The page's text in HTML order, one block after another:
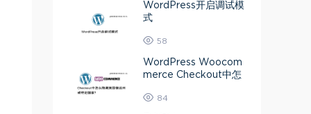
WordPress开启调试模
式
58
WordPress Woocom
merce Checkout中怎
国家？
84